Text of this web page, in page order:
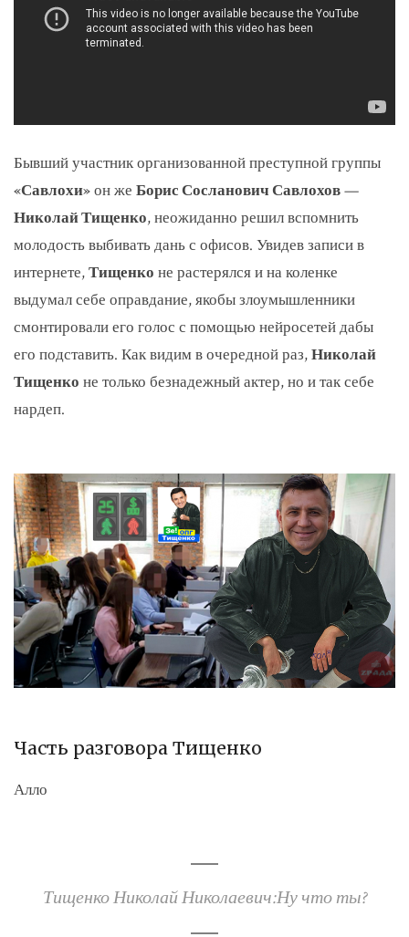
Бывший участник организованной преступной группы
«Савлохи»он же Борис Сосланович Савлохов—
Николай Тищенко, неожиданно решил вспомнить
молодость выбивать дань с офисов. Увидев записи в
интернете,Тищенко не растерялся и на коленке
выдумал себе оправдание, якобы злоумышленники
смонтировали его голос с помощью нейросетей дабы
его подставить. Как видим в очередной раз,Николай
Тищенко не только безнадежный актер, но и так себе
нардеп.
Часть разговора Тищенко
Алло
Тищенко Николай Николаевич:Ну что ты?